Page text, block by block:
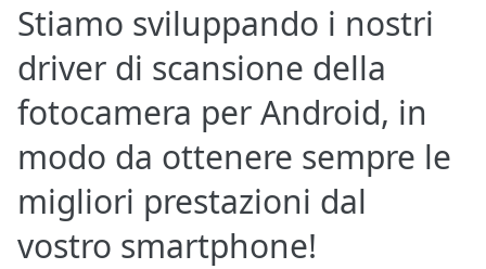
Stiamo sviluppando i nostri
driver di scansione della
fotocamera per Android, in
modo da ottenere sempre le
migliori prestazioni dal
vostro smartphone!